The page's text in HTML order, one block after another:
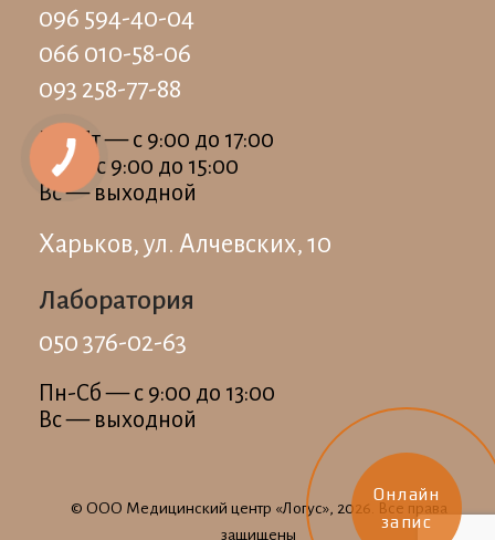
096 594-40-04
066 010-58-06
093 258-77-88
Пн-Пт — c 9:00 до 17:00
Сб — c 9:00 до 15:00
Вс — выходной
Харьков, ул. Алчевских, 10
Лаборатория
050 376-02-63
Пн-Сб — c 9:00 до 13:00
Вс — выходной
© ООО Медицинский центр «Логус», 2026. Все права
защищены
Онлайн
запис